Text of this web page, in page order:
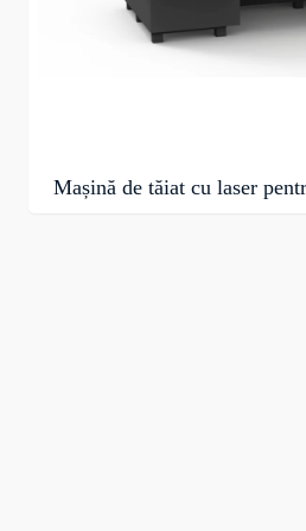
Mașină de tăiat cu laser